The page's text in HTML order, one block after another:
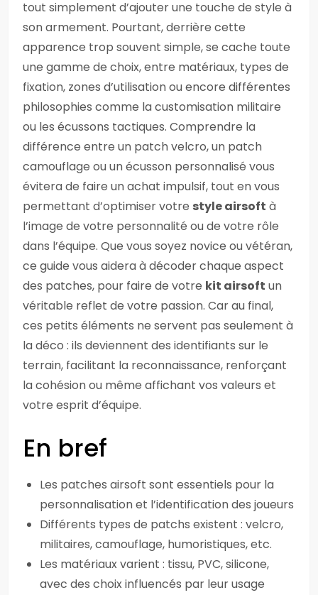
tout simplement d’ajouter une touche de style à
son armement. Pourtant, derrière cette
apparence trop souvent simple, se cache toute
une gamme de choix, entre matériaux, types de
fixation, zones d’utilisation ou encore différentes
philosophies comme la customisation militaire
ou les écussons tactiques. Comprendre la
différence entre un patch velcro, un patch
camouflage ou un écusson personnalisé vous
évitera de faire un achat impulsif, tout en vous
permettant d’optimiser votre style airsoft à
l’image de votre personnalité ou de votre rôle
dans l’équipe. Que vous soyez novice ou vétéran,
ce guide vous aidera à décoder chaque aspect
des patches, pour faire de votre kit airsoft un
véritable reflet de votre passion. Car au final,
ces petits éléments ne servent pas seulement à
la déco : ils deviennent des identifiants sur le
terrain, facilitant la reconnaissance, renforçant
la cohésion ou même affichant vos valeurs et
votre esprit d’équipe.
En bref
Les patches airsoft sont essentiels pour la
personnalisation et l’identification des joueurs
Différents types de patchs existent : velcro,
militaires, camouflage, humoristiques, etc.
Les matériaux varient : tissu, PVC, silicone,
avec des choix influencés par leur usage